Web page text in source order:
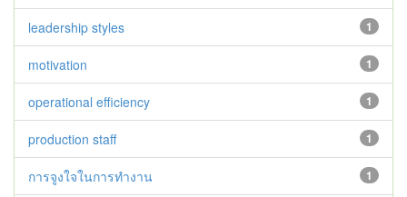
1
leadership styles
1
motivation
1
operational efficiency
1
production staff
1
การจูงใจในการทำงาน